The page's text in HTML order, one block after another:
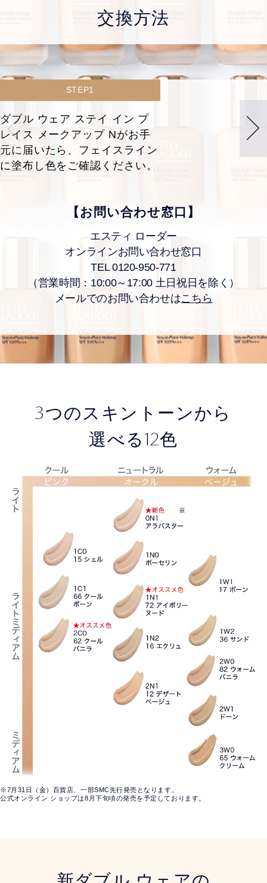
交換方法
STEP1
ダブル ウェア ステイ イン プ
レイス メークアップ Nがお手
元に届いたら、フェイスライン
に塗布し色をご確認ください。
【お問い合わせ窓口】
エスティ ローダー
オンラインお問い合わせ窓口
TEL 0120-950-771
（営業時間：10:00～17:00 土日祝日を除く）
メールでのお問い合わせはこちら
3つのスキントーンから
選べる12色
縦軸にライト・ライトミディアム・ミディアム、横軸にクー
クール（ピンク）
[ライト] 1N0 ポーセリン
※7月31日（金）百貨店、一部SMC先行発売となります。
公式オンライン ショップは8月下旬頃の発売を予定しております。